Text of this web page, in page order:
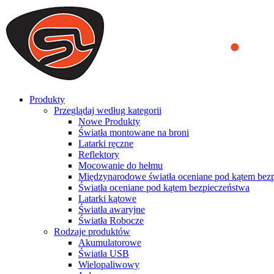
We use cookies to ensure that we provide you the best experience
you a better experience. To learn more or to find out how you can
ACCEPT AND CLOSE
Produkty
Przeglądaj według kategorii
Nowe Produkty
Światła montowane na broni
Latarki ręczne
Reflektory
Mocowanie do hełmu
Międzynarodowe światła oceniane pod kątem
Światła oceniane pod kątem bezpieczeństwa
Latarki kątowe
Światła awaryjne
Światła Robocze
Rodzaje produktów
Akumulatorowe
Światła USB
Wielopaliwowy